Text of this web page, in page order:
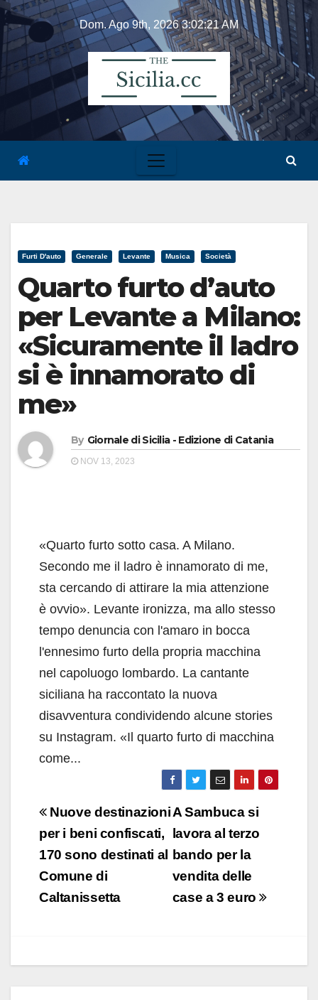
Skip
content
Dom. Ago 9th, 20263:02:21 AM
Furti D'auto Generale Levante Musica Società
Quarto furto d’auto
per Levante a Milano:
«Sicuramente il ladro
si è innamorato di
me»
By Giornale di Sicilia - Edizione di Catania
NOV 13, 2023
«Quarto furto sotto casa. A Milano.
Secondo me il ladro è innamorato di me,
sta cercando di attirare la mia attenzione
è ovvio». Levante ironizza, ma allo stesso
tempo denuncia con l'amaro in bocca
l'ennesimo furto della propria macchina
nel capoluogo lombardo. La cantante
siciliana ha raccontato la nuova
disavventura condividendo alcune stories
su Instagram. «Il quarto furto di macchina
come...
Navigazione
articoli
A Sambuca si
lavora al terzo
bando per la
vendita delle
case a 3 euro
Nuove destinazioni
per i beni confiscati,
170 sono destinati al
Comune di
Caltanissetta